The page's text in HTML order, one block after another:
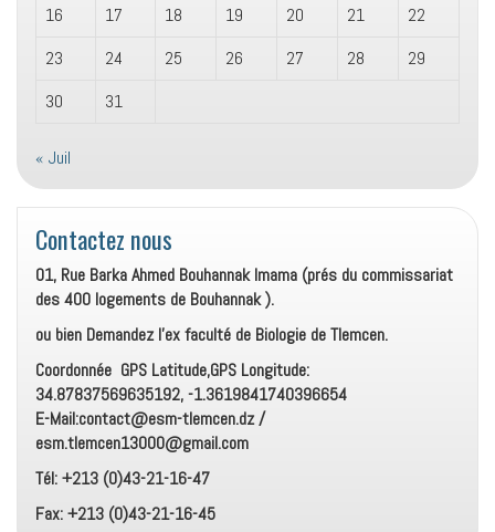
16
17 18 19 20 21
22
23
24 25 26 27 28
29
30
31
« Juil
Contactez nous
01, Rue Barka Ahmed Bouhannak Imama (prés du commissariat
des 400 logements de Bouhannak ).
ou bien Demandez l’ex faculté de Biologie de Tlemcen.
Coordonnée GPS Latitude,GPS Longitude:
34.87837569635192, -1.3619841740396654
E-Mail:contact@esm-tlemcen.dz /
esm.tlemcen13000@gmail.com
Tél: +213 (0)43-21-16-47
Fax: +213 (0)43-21-16-45